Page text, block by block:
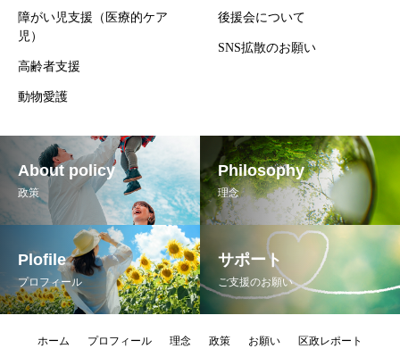
障がい児支援（医療的ケア
児）
高齢者支援
動物愛護
後援会について
SNS拡散のお願い
About policy
政策
Philosophy
理念
Plofile
プロフィール
サポート
ご支援のお願い
ホーム プロフィール 理念 政策 お願い 区政レポート